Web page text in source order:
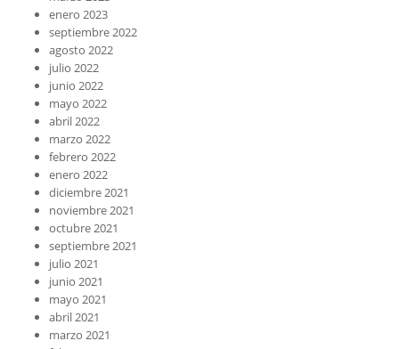
enero 2023
septiembre 2022
agosto 2022
julio 2022
junio 2022
mayo 2022
abril 2022
marzo 2022
febrero 2022
enero 2022
diciembre 2021
noviembre 2021
octubre 2021
septiembre 2021
julio 2021
junio 2021
mayo 2021
abril 2021
marzo 2021